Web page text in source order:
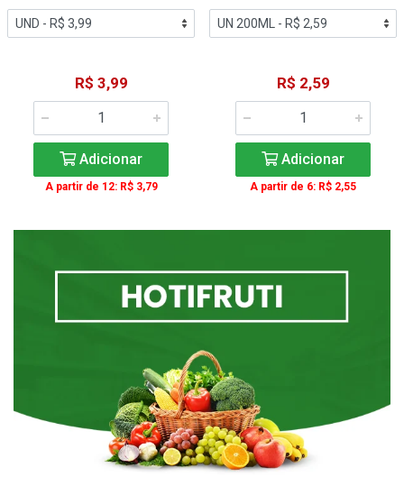
R$ 3,99
Adicionar
A partir de 12: R$ 3,79
R$ 2,59
Adicionar
A partir de 6: R$ 2,55